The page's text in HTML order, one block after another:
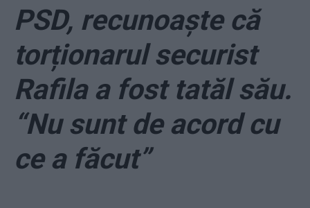
PSD, recunoaște că
torționarul securist
Rafila a fost tatăl său.
“Nu sunt de acord cu
ce a făcut”